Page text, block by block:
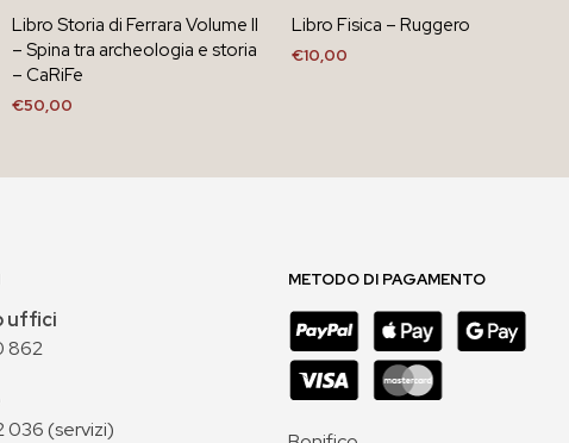
Libro Storia di Ferrara Volume II
– Spina tra archeologia e storia
– CaRiFe
€50,00
Libro Fisica – Ruggero
€10,00
uffici
862
(servizi)
METODO DI PAGAMENTO